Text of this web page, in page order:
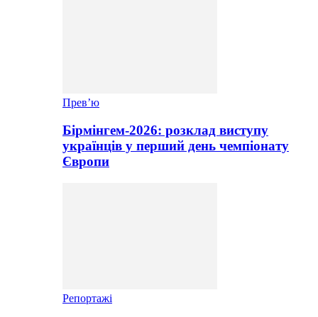
Прев’ю
Бірмінгем-2026: розклад виступу
українців у перший день чемпіонату
Європи
Репортажі